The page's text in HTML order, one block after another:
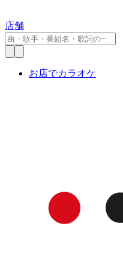
店舗
お店でカラオケ